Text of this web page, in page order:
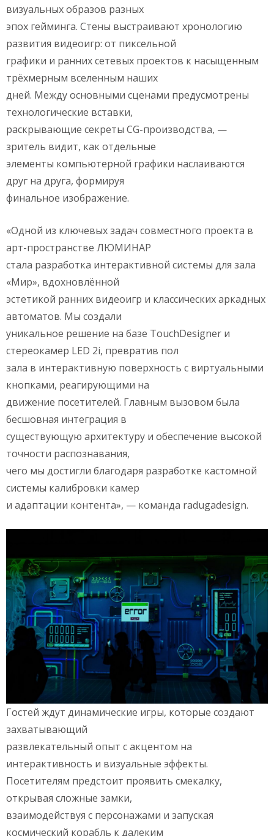
визуальных образов разных
эпох гейминга. Стены выстраивают хронологию
развития видеоигр: от пиксельной
графики и ранних сетевых проектов к насыщенным
трёхмерным вселенным наших
дней. Между основными сценами предусмотрены
технологические вставки,
раскрывающие секреты CG-производства, —
зритель видит, как отдельные
элементы компьютерной графики наслаиваются
друг на друга, формируя
финальное изображение.
«Одной из ключевых задач совместного проекта в
арт-пространстве ЛЮМИНАР
стала разработка интерактивной системы для зала
«Мир», вдохновлённой
эстетикой ранних видеоигр и классических аркадных
автоматов. Мы создали
уникальное решение на базе TouchDesigner и
стереокамер LED 2i, превратив пол
зала в интерактивную поверхность с виртуальными
кнопками, реагирующими на
движение посетителей. Главным вызовом была
бесшовная интеграция в
существующую архитектуру и обеспечение высокой
точности распознавания,
чего мы достигли благодаря разработке кастомной
системы калибровки камер
и адаптации контента», — команда radugadesign.
Гостей ждут динамические игры, которые создают
захватывающий
развлекательный опыт с акцентом на
интерактивность и визуальные эффекты.
Посетителям предстоит проявить смекалку,
открывая сложные замки,
взаимодействуя с персонажами и запуская
космический корабль к далеким